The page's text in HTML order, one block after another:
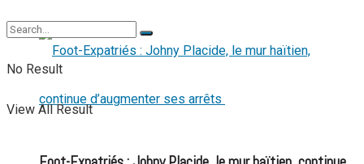
No Result
View All Result